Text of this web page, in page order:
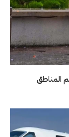
المناطق